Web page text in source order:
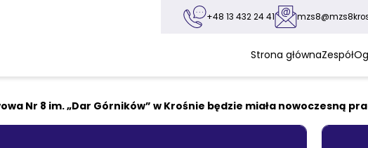
+48 13 432 24 41
Strona głównaZespół
Nr 8 im. „Dar Górników” w Krośnie będzie miała nowoczesną